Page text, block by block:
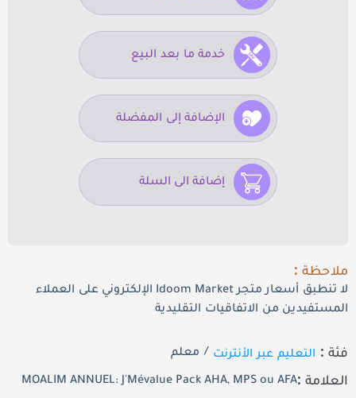
خدمة ما بعد البيع
الإضافة إلى المفضلة
ملاحظة :
لا تنطبق أسعار متجر Idoom Market الإلكتروني على العملاء
المستفيدين من الاتفاقيات التقليدية
فئة : التعليم عبر الأنترنت / معلم
العلامة :MOALIM ANNUEL: J'Mévalue Pack AHA, MPS ou AFA